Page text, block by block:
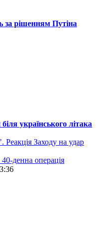
за рішенням Путіна
українського літака
Заходу на удар
денна операція